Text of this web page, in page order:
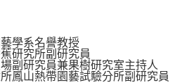
學系名譽教授
究所副研究員
研究員兼果樹研究室主持人
山熱帶園藝試驗分所副研究員